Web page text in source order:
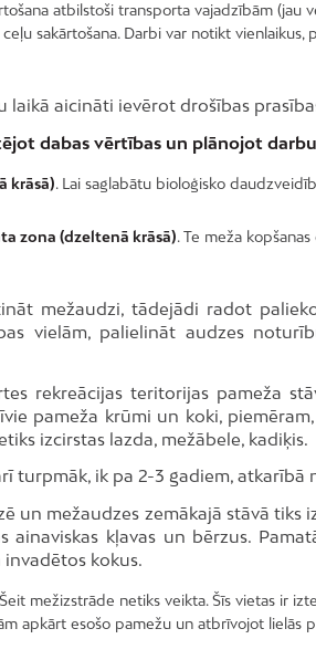
atbilstoši transporta vajadzībām (jau
sakārtošana. Darbi var notikt
laikā aicināti ievērot drošības
dabas vērtības un plānojot
krāsā). Lai saglabātu bioloģisko
zona (dzeltenā krāsā). Te meža
mežaudzi, tādejādi radot
vielām, palielināt audzes
rekreācijas teritorijas pameža
pameža krūmi un koki,
izcirstas lazda, mežābele, kadiķis.
turpmāk, ik pa 2-3 gadiem, atkarībā
un mežaudzes zemākajā stāvā
ainaviskas kļavas un bērzus.
kokus.
mežizstrāde netiks veikta. Šīs vietas ir
apkārt esošo pamežu un atbrīvojot lielās